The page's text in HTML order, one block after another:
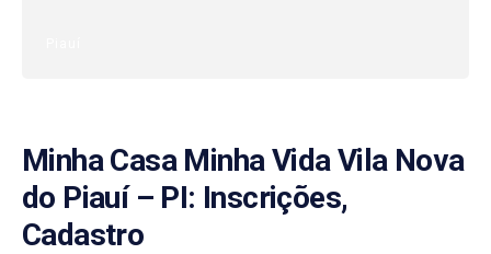
Minha Casa Minha Vida Vila Nova
do Piauí – PI: Inscrições,
Cadastro